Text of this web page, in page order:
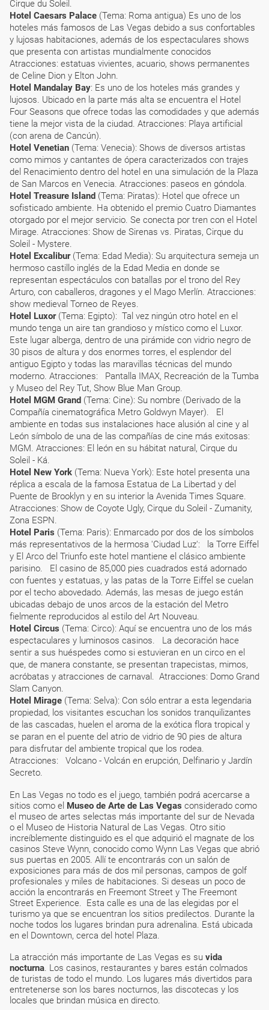
Cirque du Soleil.
Hotel Caesars Palace (Tema: Roma antigua) Es uno de los
hoteles más famosos de Las Vegas debido a sus confortables
y lujosas habitaciones, además de los espectaculares shows
que presenta con artistas mundialmente conocidos
Atracciones: estatuas vivientes, acuario, shows permanentes
de Celine Dion y Elton John.
Hotel Mandalay Bay: Es uno de los hoteles más grandes y
lujosos. Ubicado en la parte más alta se encuentra el Hotel
Four Seasons que ofrece todas las comodidades y que además
tiene la mejor vista de la ciudad. Atracciones: Playa artificial
(con arena de Cancún).
Hotel Venetian (Tema: Venecia): Shows de diversos artistas
como mimos y cantantes de ópera caracterizados con trajes
del Renacimiento dentro del hotel en una simulación de la Plaza
de San Marcos en Venecia. Atracciones: paseos en góndola.
Hotel Treasure Island (Tema: Piratas): Hotel que ofrece un
sofisticado ambiente. Ha obtenido el premio Cuatro Diamantes
otorgado por el mejor servicio. Se conecta por tren con el Hotel
Mirage. Atracciones: Show de Sirenas vs. Piratas, Cirque du
Soleil - Mystere.
Hotel Excalibur(Tema: Edad Media): Su arquitectura semeja un
hermoso castillo inglés de la Edad Media en donde se
representan espectáculos con batallas por el trono del Rey
Arturo, con caballeros, dragones y el Mago Merlín. Atracciones:
show medieval Torneo de Reyes.
Hotel Luxor(Tema: Egipto): Tal vez ningún otro hotel en el
mundo tenga un aire tan grandioso y místico como el Luxor.
Este lugar alberga, dentro de una pirámide con vidrio negro de
30 pisos de altura y dos enormes torres, el esplendor del
antiguo Egipto y todas las maravillas técnicas del mundo
moderno. Atracciones: Pantalla IMAX, Recreación de la Tumba
y Museo del Rey Tut, Show Blue Man Group.
Hotel MGM Grand (Tema: Cine): Su nombre (Derivado de la
Compañía cinematográfica Metro Goldwyn Mayer). El
ambiente en todas sus instalaciones hace alusión al cine y al
León símbolo de una de las compañías de cine más exitosas:
MGM. Atracciones: El león en su hábitat natural, Cirque du
Soleil - Ká.
Hotel New York (Tema: Nueva York): Este hotel presenta una
réplica a escala de la famosa Estatua de La Libertad y del
Puente de Brooklyn y en su interior la Avenida Times Square.
Atracciones: Show de Coyote Ugly, Cirque du Soleil - Zumanity,
Zona ESPN.
Hotel Paris (Tema: Paris): Enmarcado por dos de los símbolos
más representativos de la hermosa 'Ciudad Luz': la Torre Eiffel
y El Arco del Triunfo este hotel mantiene el clásico ambiente
parisino. El casino de 85,000 pies cuadrados está adornado
con fuentes y estatuas, y las patas de la Torre Eiffel se cuelan
por el techo abovedado. Además, las mesas de juego están
ubicadas debajo de unos arcos de la estación del Metro
fielmente reproducidos al estilo del Art Nouveau.
Hotel Circus (Tema: Circo): Aquí se encuentra uno de los más
espectaculares y luminosos casinos. La decoración hace
sentir a sus huéspedes como si estuvieran en un circo en el
que, de manera constante, se presentan trapecistas, mimos,
acróbatas y atracciones de carnaval. Atracciones: Domo Grand
Slam Canyon.
Hotel Mirage (Tema: Selva): Con sólo entrar a esta legendaria
propiedad, los visitantes escuchan los sonidos tranquilizantes
de las cascadas, huelen el aroma de la exótica flora tropical y
se paran en el puente del atrio de vidrio de 90 pies de altura
para disfrutar del ambiente tropical que los rodea.
Atracciones: Volcano - Volcán en erupción, Delfinario y Jardín
Secreto.
En Las Vegas no todo es el juego, también podrá acercarse a
sitios como el Museo de Arte de Las Vegas considerado como
el museo de artes selectas más importante del sur de Nevada
o el Museo de Historia Natural de Las Vegas. Otro sitio
increíblemente distinguido es el que adquirió el magnate de los
casinos Steve Wynn, conocido como Wynn Las Vegas que abrió
sus puertas en 2005. Allí te encontrarás con un salón de
exposiciones para más de dos mil personas, campos de golf
profesionales y miles de habitaciones. Si deseas un poco de
acción la encontrarás en Freemont Street y The Freemont
Street Experience. Esta calle es una de las elegidas por el
turismo ya que se encuentran los sitios predilectos. Durante la
noche todos los lugares brindan pura adrenalina. Está ubicada
en el Downtown, cerca del hotel Plaza.
La atracción más importante de Las Vegas es su vida
nocturna. Los casinos, restaurantes y bares están colmados
de turistas de todo el mundo. Los lugares más divertidos para
entretenerse son los bares nocturnos, las discotecas y los
locales que brindan música en directo.